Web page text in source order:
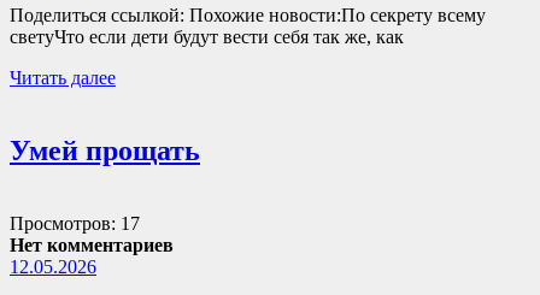
Поделиться ссылкой: Похожие новости:По секрету всему
светуЧто если дети будут вести себя так же, как
Читать далее
Умей прощать
Просмотров: 17
Нет комментариев
12.05.2026